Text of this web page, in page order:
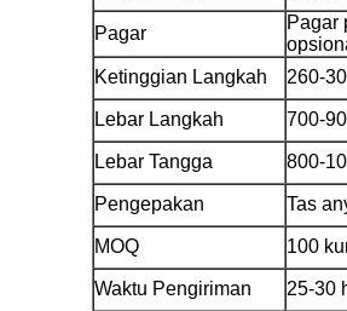
Pagar
Pagar
Ketinggian Langkah
260-
Lebar Langkah 700-
Lebar Tangga 800-
Pengepakan Tas
MOQ 100
Waktu Pengiriman 25-30